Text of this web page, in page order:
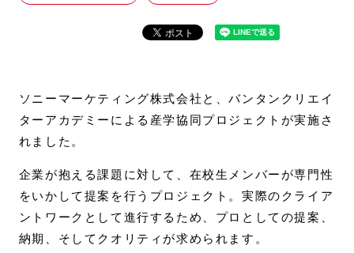
ソニーマーケティング株式会社と、バンタンクリエイ
ターアカデミーによる産学協同プロジェクトが実施さ
れました。
企業が抱える課題に対して、在校生メンバーが専門性
をいかして提案を行うプロジェクト。実際のクライア
ントワークとして進行するため、プロとしての提案、
納期、そしてクオリティが求められます。